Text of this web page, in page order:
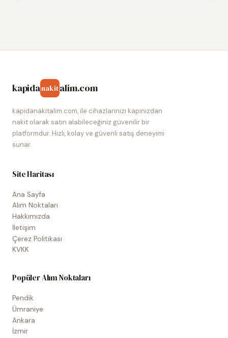
kapidanakitalim.com
kapidanakitalim.com, ile cihazlarınızı kapınızdan
nakit olarak satın alabileceğiniz güvenilir bir
platformdur. Hızlı, kolay ve güvenli satış deneyimi
sunar.
Site Haritası
Ana Sayfa
Alım Noktaları
Hakkımızda
İletişim
Çerez Politikası
KVKK
Popüler Alım Noktaları
Pendik
Ümraniye
Ankara
İzmir